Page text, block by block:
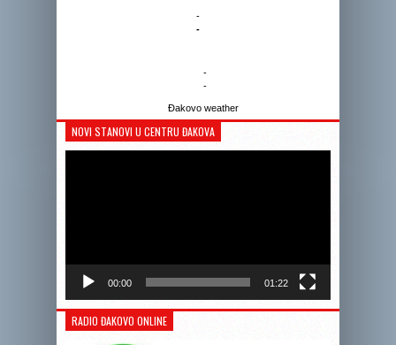
-
-
-
-
Đakovo weather
NOVI STANOVI U CENTRU ĐAKOVA
00:00 01:22
RADIO ĐAKOVO ONLINE